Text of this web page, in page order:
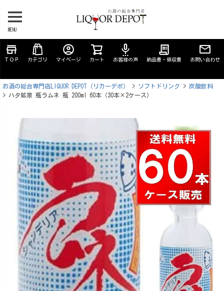
MENU
store
ＴＯＰ カテゴリ
account_circle
マイページ カート
settings_voice
お客様の声
receipt_long
納品書・領収書 お問い合わせ
お酒の総合専門店LIQUOR DEPOT（リカーデポ） ソフトドリンク
炭酸飲料
ハタ鉱泉 瓶ラムネ 瓶 200ml 60本（30本×2ケース）